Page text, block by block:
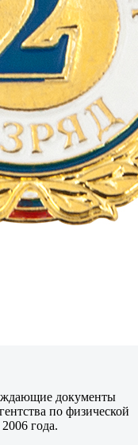
документы
по физической
года.